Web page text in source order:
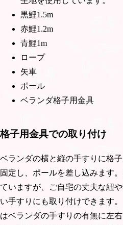
黒鯉1.5m
赤鯉1.2m
青鯉1m
ロープ
矢車
ポール
ベランダ格子用金具
格子用金具での取り付け
ベランダの横と縦の手すりに格
固定し、ポールを差し込みます
ていますが、ご自宅の丈夫な紐
い手すりにも取り付けできます
はベランダの手すりの有無に左